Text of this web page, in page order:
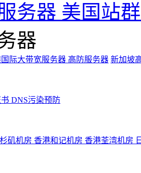
务器 美国站
器
际大带宽服务器 高防服务器 新加坡
DNS污染预防
矶机房 香港和记机房 香港荃湾机房